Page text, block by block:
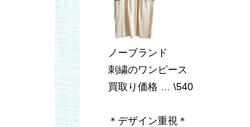
ノーブランド
刺繍のワンピース
買取り価格 … \540
＊デザイン重視＊